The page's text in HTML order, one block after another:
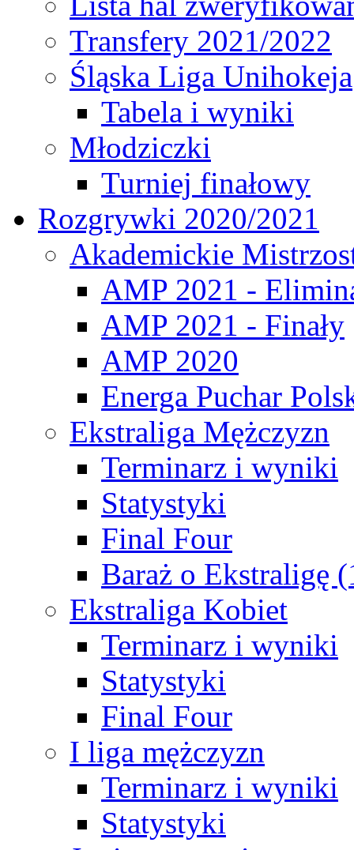
Transfery 2021/2022
Śląska Liga Unihokeja
Tabela i wyniki
Młodziczki
Turniej finałowy
Rozgrywki 2020/2021
Akademickie
AMP 2021 -
AMP 2021 - Finały
AMP 2020
Energa Puchar
Ekstraliga Mężczyzn
Terminarz i wyniki
Statystyki
Final Four
Baraż o Ekstraligę
Ekstraliga Kobiet
Terminarz i wyniki
Statystyki
Final Four
I liga mężczyzn
Terminarz i wyniki
Statystyki